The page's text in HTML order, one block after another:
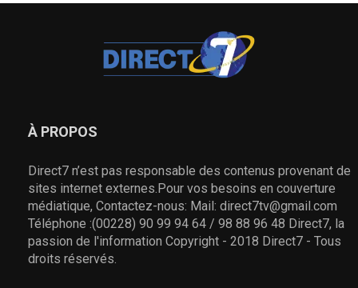
À PROPOS
Direct7 n’est pas responsable des contenus provenant de
sites internet externes.Pour vos besoins en couverture
médiatique, Contactez-nous: Mail: direct7tv@gmail.com
Téléphone :(00228) 90 99 94 64 / 98 88 96 48 Direct7, la
passion de l'information Copyright - 2018 Direct7 - Tous
droits réservés.